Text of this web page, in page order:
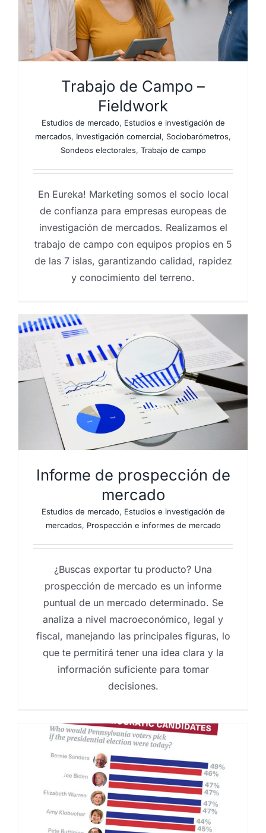
Trabajo de Campo –
Fieldwork
Estudios de mercado, Estudios e investigación de
mercados, Investigación comercial, Sociobarómetros,
Sondeos electorales, Trabajo de campo
En Eureka! Marketing somos el socio local
de confianza para empresas europeas de
investigación de mercados. Realizamos el
trabajo de campo con equipos propios en 5
de las 7 islas, garantizando calidad, rapidez
y conocimiento del terreno.
Informe de prospección de
mercado
Estudios de mercado, Estudios e investigación de
mercados, Prospección e informes de mercado
¿Buscas exportar tu producto? Una
prospección de mercado es un informe
puntual de un mercado determinado. Se
analiza a nivel macroeconómico, legal y
fiscal, manejando las principales figuras, lo
que te permitirá tener una idea clara y la
información suficiente para tomar
decisiones.